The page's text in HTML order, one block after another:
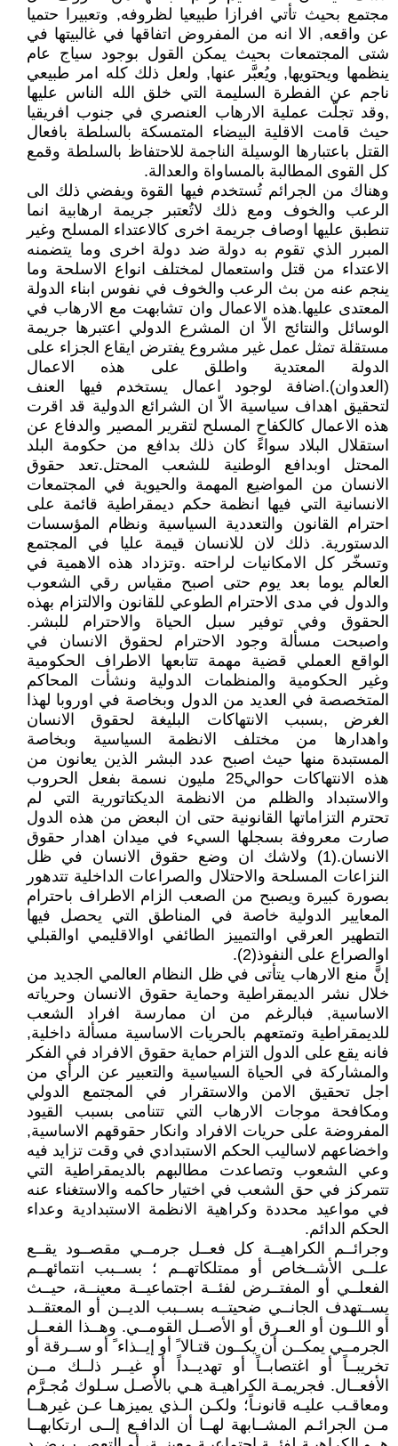
مجتمع بحيث تأتي افرازا طبيعيا لظروفه, وتعبيرا حتميا
عن واقعه, الا انه من المفروض اتفاقها في غالبيتها في
شتى المجتمعات بحيث يمكن القول بوجود سياج عام
ينظمها ويحتويها, ويُعبَّر عنها, ولعل ذلك كله امر طبيعي
ناجم عن الفطرة السليمة التي خلق الله الناس عليها
,وقد تجلّت عملية الارهاب العنصري في جنوب افريقيا
حيث قامت الاقلية البيضاء المتمسكة بالسلطة بافعال
القتل باعتبارها الوسيلة الناجمة للاحتفاظ بالسلطة وقمع
كل القوى المطالبة بالمساواة والعدالة.
وهناك من الجرائم تُستخدم فيها القوة ويفضي ذلك الى
الرعب والخوف ومع ذلك لاتُعتبر جريمة ارهابية انما
تنطبق عليها اوصاف جريمة اخرى كالاعتداء المسلح وغير
المبرر الذي تقوم به دولة ضد دولة اخرى وما يتضمنه
الاعتداء من قتل واستعمال لمختلف انواع الاسلحة وما
ينجم عنه من بث الرعب والخوف في نفوس ابناء الدولة
المعتدى عليها.هذه الاعمال وان تشابهت مع الارهاب في
الوسائل والنتائج الاّ ان المشرع الدولي اعتبرها جريمة
مستقلة تمثل عمل غير مشروع يفترض ايقاع الجزاء على
الدولة المعتدية واطلق على هذه الاعمال
(العدوان).اضافة لوجود اعمال يستخدم فيها العنف
لتحقيق اهداف سياسية الاّ ان الشرائع الدولية قد اقرت
هذه الاعمال كالكفاح المسلح لتقرير المصير والدفاع عن
استقلال البلاد سواءً كان ذلك بدافع من حكومة البلد
المحتل اوبدافع الوطنية للشعب المحتل.تعد حقوق
الانسان من المواضيع المهمة والحيوية في المجتمعات
الانسانية التي فيها انظمة حكم ديمقراطية قائمة على
احترام القانون والتعددية السياسية ونظام المؤسسات
الدستورية. ذلك لان للانسان قيمة عليا في المجتمع
وتسخّر كل الامكانيات لراحته .وتزداد هذه الاهمية في
العالم يوما بعد يوم حتى اصبح مقياس رقي الشعوب
والدول في مدى الاحترام الطوعي للقانون والالتزام بهذه
الحقوق وفي توفير سبل الحياة والاحترام للبشر.
واصبحت مسألة وجود الاحترام لحقوق الانسان في
الواقع العملي قضية مهمة تتابعها الاطراف الحكومية
وغير الحكومية والمنظمات الدولية ونشأت المحاكم
المتخصصة في العديد من الدول وبخاصة في اوروبا لهذا
الغرض ,بسبب الانتهاكات البليغة لحقوق الانسان
واهدارها من مختلف الانظمة السياسية وبخاصة
المستبدة منها حيث اصبح عدد البشر الذين يعانون من
هذه الانتهاكات حوالي25 مليون نسمة بفعل الحروب
والاستبداد والظلم من الانظمة الديكتاتورية التي لم
تحترم التزاماتها القانونية حتى ان البعض من هذه الدول
صارت معروفة بسجلها السيء في ميدان اهدار حقوق
الانسان.(1) ولاشك ان وضع حقوق الانسان في ظل
النزاعات المسلحة والاحتلال والصراعات الداخلية تتدهور
بصورة كبيرة ويصبح من الصعب الزام الاطراف باحترام
المعايير الدولية خاصة في المناطق التي يحصل فيها
التطهير العرقي اوالتمييز الطائفي اوالاقليمي اوالقبلي
اوالصراع على النفوذ(2).
إنَّ منع الارهاب يتأتى في ظل النظام العالمي الجديد من
خلال نشر الديمقراطية وحماية حقوق الانسان وحرياته
الاساسية, فبالرغم من ان ممارسة افراد الشعب
للديمقراطية وتمتعهم بالحريات الاساسية مسألة داخلية,
فانه يقع على الدول التزام حماية حقوق الافراد في الفكر
والمشاركة في الحياة السياسية والتعبير عن الرأي من
اجل تحقيق الامن والاستقرار في المجتمع الدولي
ومكافحة موجات الارهاب التي تتنامى بسبب القيود
المفروضة على حريات الافراد وانكار حقوقهم الاساسية,
واخضاعهم لاساليب الحكم الاستبدادي في وقت تزايد فيه
وعي الشعوب وتصاعدت مطالبهم بالديمقراطية التي
تتمركز في حق الشعب في اختيار حاكمه والاستغناء عنه
في مواعيد محددة وكراهية الانظمة الاستبدادية وعداء
الحكم الدائم.
وجرائــم الكراهيــة كل فعــل جرمــي مقصــود يقــع
علــى الأشــخاص أو ممتلكاتهــم ؛ بســبب انتمائهــم
الفعلــي أو المفتــرض لفئــة اجتماعيــة معينــة، حيــث
يســتهدف الجانــي ضحيتــه بســبب الديــن أو المعتقــد
أو اللــون أو العــرق أو الأصــل القومــي. وهــذا الفعــل
الجرمــي يمكــن أن يكــون قتـالا ً أو إيــذاء ً أو ســرقة أو
تخريبــاً أو اغتصابــاً أو تهديــداً أو غيــر ذلــك مــن
الأفعــال. فجريمـة الكراهيـة هـي بالأصـل سـلوك مُجـرَّم
ومعاقـب عليـه قانونـاً؛ ولكـن الـذي يميزهـا عـن غيرهــا
مـن الجرائـم المشــابهة لهــا أن الدافـع إلــى ارتكابهــا